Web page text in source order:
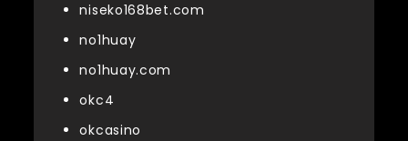
niseko168bet.com
no1huay
no1huay.com
okc4
okcasino